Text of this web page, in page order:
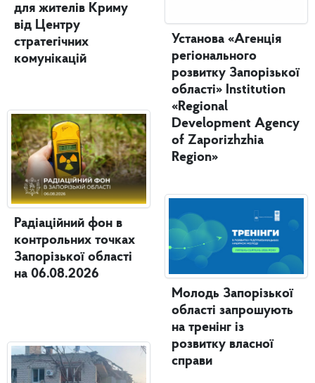
для жителів Криму
від Центру
стратегічних
комунікацій
Радіаційний фон в
контрольних точках
Запорізької області
на 06.08.2026
Установа «Агенція
регіонального
розвитку Запорізької
області» Institution
«Regional
Development Agency
of Zaporizhzhia
Region»
Молодь Запорізької
області запрошують
на тренінг із
розвитку власної
справи